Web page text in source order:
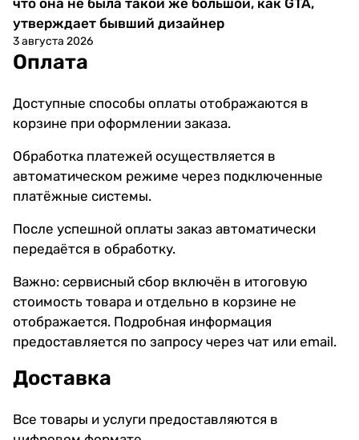
утверждает бывший дизайнер
3 августа 2026
Оплата
Доступные способы оплаты отображаются в
корзине при оформлении заказа.
Обработка платежей осуществляется в
автоматическом режиме через подключенные
платёжные системы.
После успешной оплаты заказ автоматически
передаётся в обработку.
Важно: сервисный сбор включён в итоговую
стоимость товара и отдельно в корзине не
отображается. Подробная информация
предоставляется по запросу через чат или email.
Доставка
Все товары и услуги предоставляются в